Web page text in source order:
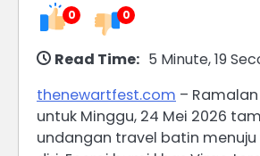
0 0
Read Time: 5 Minute, 19
thenewartfest.com –
untuk Minggu, 24 Mei 2026
undangan travel batin menuju